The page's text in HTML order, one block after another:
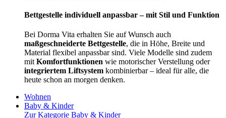
Bettgestelle individuell anpassbar – mit Stil und Funktion
Bei Dorma Vita erhalten Sie auf Wunsch auch
maßgeschneiderte Bettgestelle, die in Höhe, Breite und
Material flexibel anpassbar sind. Viele Modelle sind zudem
mit Komfortfunktionen wie motorischer Verstellung oder
integriertem Liftsystem kombinierbar – ideal für alle, die
heute schon an morgen denken.
Wohnen
Baby & Kinder
Zur Kategorie Baby & Kinder